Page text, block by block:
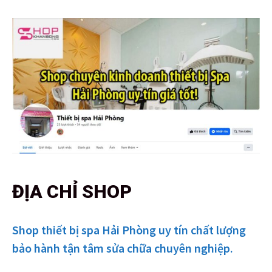
ĐỊA CHỈ SHOP
Shop thiết bị spa Hải Phòng uy tín chất lượng
bảo hành tận tâm sửa chữa chuyên nghiệp.